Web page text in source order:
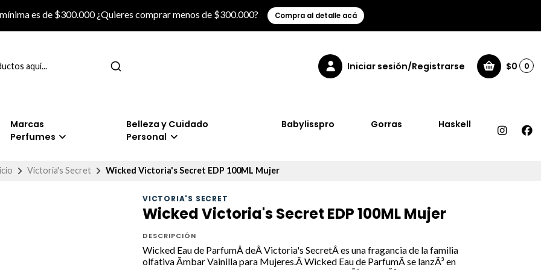
es de $300.000 ¿Quieres comprar menos de $300.000? Compra al detalle acá
Iniciar sesión/Registrarse $0 0
Marcas
Perfumes
Belleza y Cuidado
Personal
Babylisspro Gorras Haskell
Victoria's Secret Wicked Victoria's Secret EDP 100ML Mujer
VICTORIA'S SECRET
Wicked Victoria's Secret EDP 100ML Mujer
DESCRIPCIÓN
Wicked Eau de ParfumÂ deÂ Victoria's SecretÂ es una fragancia de la familia
olfativa Ãmbar Vainilla para Mujeres.Â Wicked Eau de ParfumÂ se lanzÃ³ en